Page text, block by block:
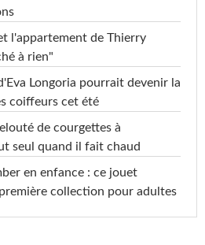
l'appartement de Thierry
à rien"
Longoria pourrait devenir la
coiffeurs cet été
de courgettes à
seul quand il fait chaud
en enfance : ce jouet
collection pour adultes